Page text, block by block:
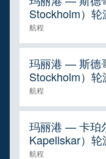
Stockholm）轮
航程
玛丽港 — 斯德
Stockholm）轮
航程
玛丽港 — 卡珀
Kapellskar）轮
航程